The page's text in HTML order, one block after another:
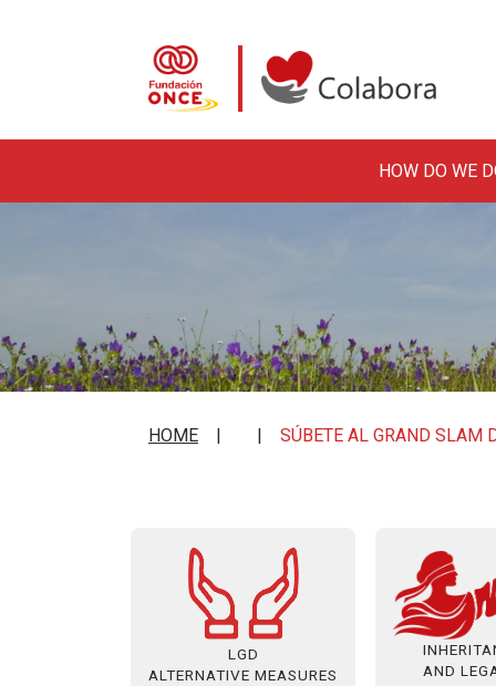
Colabora con la Fundación
HOW DO WE
HOME SÚBETE AL GRAND SLAM
LGD
ALTERNATIVE MEASURES
AND